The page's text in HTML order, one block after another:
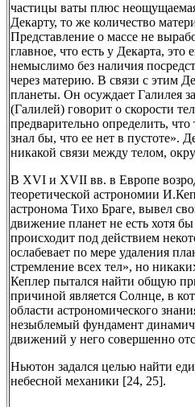
частицы ваты плюс
Декарту, то же количество
Представление о массе не
главное, что есть у Декарта,
немыслимо без наличия
через материю. В связи с этим
планеты. Он осуждает Галилея
(Галилей) говорит о скорости
предварительно определить,
знал бы, что ее нет в пустоте».
никакой связи между телом,
В XVI и XVII вв. в Европе
теоретической астрономии
астронома Тихо Браге, вывел
движение планет не есть хотя
происходит под действием
ослабевает по мере удаления
стремление всех тел», но
Кеплер пытался найти общую
причиной является Солнце, в
области астрономического
незыблемый фундамент
движений у него совершенно
Ньютон задался целью найти
небесной механики [24, 25].